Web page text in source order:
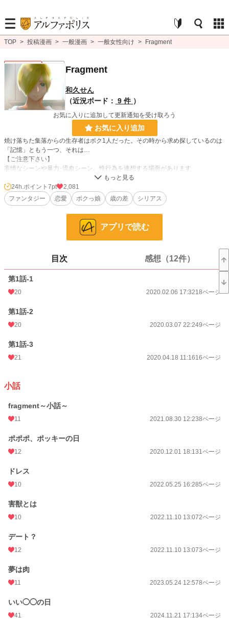
TOP > 投稿漫画 > 一般漫画 > 一般女性向け > Fragment
一般女性向け 連載中 Fragment
和久せん
（近況ボード： 9 件 ）
お気に入りに追加して更新通知を受け取ろう
お気に入り追加
焼け落ちた集落からの生存者はボク1人だった。その時から求め探しているのは
「記憶」ともう一つ、それは…
【ご注意下さい】
非情なシーンや暴力･流血シーン、性行為を連想する場面があります
漫画 253 位 / 8,552 件
620
更新日時
週間ポイント
24h.ポイント 7pt
2,081
ファンタジー
恋愛 ボクっ娘 歳の差 シリアス
アプリで読む
目次 感想（12件）
第1話-1
20 2020.02.06 17:3218ページ
第1話-2
20 2020.03.07 22:249ページ
第1話‐3
21 2020.04.18 11:1616ページ
小話
fragment～小話～
11 2021.08.30 12:238ページ
ポポポ、ポッキーの日
12 2020.12.01 18:131ページ
ドレス
10 2022.05.25 16:285ページ
害獣とは
10 2022.11.10 13:072ページ
デート？
12 2022.11.10 13:073ページ
夢は肉
11 2023.05.24 12:578ページ
いい◯◯の日
41 2024.11.21 17:134ページ